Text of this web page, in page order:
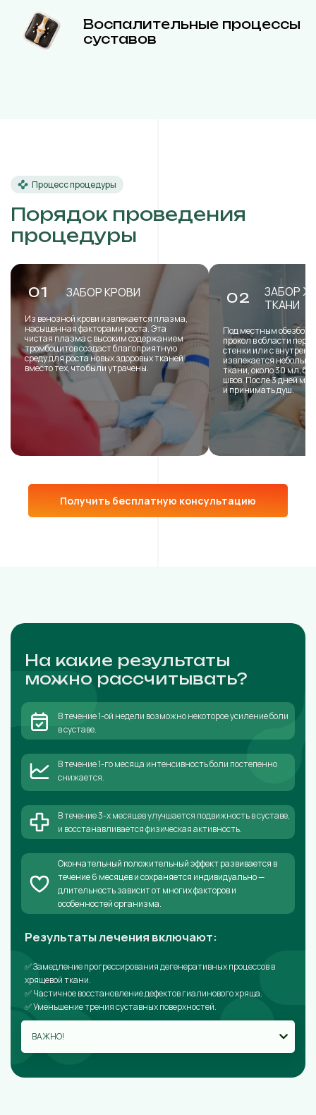
Воспалительные процессы
суставов
Процесс процедуры
Порядок проведения
процедуры
01 ЗАБОР КРОВИ
Из венозной крови извлекается плазма,
насыщенная факторами роста. Эта
чистая плазма с высоким содержанием
тромбоцитов создаст благоприятную
среду для роста новых здоровых тканей
вместо тех, что были утрачены.
02
ЗАБОР
ТКАНИ
Под местным
прокол в области
стенки или с
извлекается
ткани, около 30 мл,
швов. После 3 дней
и принимать душ.
Получить бесплатную консультацию
На какие результаты
можно рассчитывать?
В течение 1-ой недели возможно некоторое усиление боли
в суставе.
В течение 1-го месяца интенсивность боли постепенно
снижается.
В течение 3-х месяцев улучшается подвижность в суставе,
и восстанавливается физическая активность.
Окончательный положительный эффект развивается в
течение 6 месяцев и сохраняется индивидуально —
длительность зависит от многих факторов и
особенностей организма.
Результаты лечения включают:
✅ Замедление прогрессирования дегенеративных процессов в
хрящевой ткани.
✅ Частичное восстановление дефектов гиалинового хряща.
✅ Уменьшение трения суставных поверхностей.
ВАЖНО!